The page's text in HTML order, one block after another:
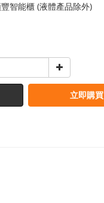
智能櫃 (液體產品除外)
立即購買